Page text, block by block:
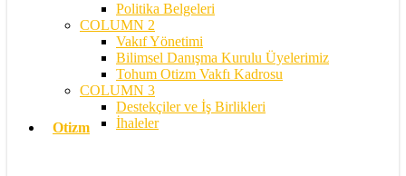
Politika Belgeleri
COLUMN 2
Vakıf Yönetimi
Bilimsel Danışma Kurulu Üyelerimiz
Tohum Otizm Vakfı Kadrosu
COLUMN 3
Destekçiler ve İş Birlikleri
İhaleler
Otizm